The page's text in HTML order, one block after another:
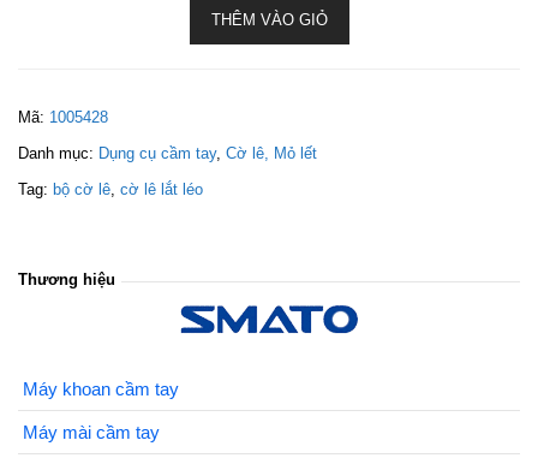
THÊM VÀO GIỎ
Mã: 1005428
Danh mục: Dụng cụ cầm tay, Cờ lê, Mỏ lết
Tag: bộ cờ lê, cờ lê lắt léo
Thương hiệu
Máy khoan cầm tay
Máy mài cầm tay